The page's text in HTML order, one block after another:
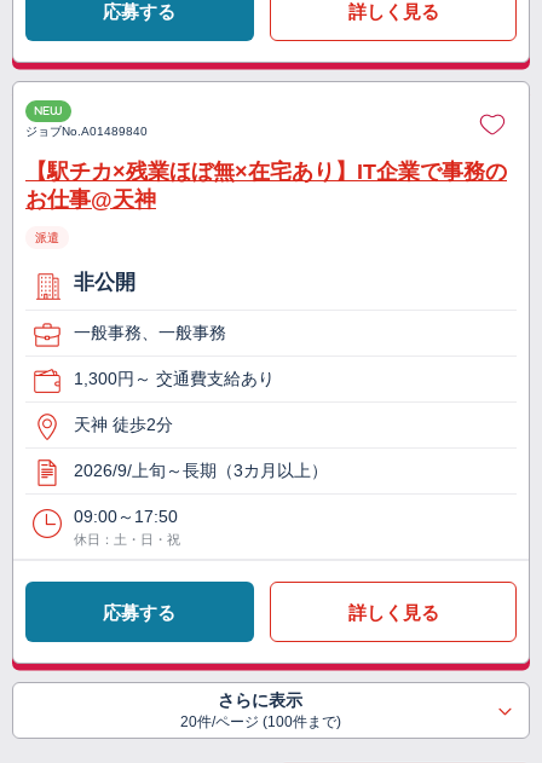
応募する 詳しく見る
NEW
ジョブNo.A01489840
【駅チカ×残業ほぼ無×在宅あり】IT企業で事務の
お仕事@天神
派遣
非公開
一般事務、一般事務
1,300円～ 交通費支給あり
天神 徒歩2分
2026/9/上旬～長期（3カ月以上）
09:00～17:50
休日：土・日・祝
応募する 詳しく見る
さらに表示
20件/ページ (100件まで)